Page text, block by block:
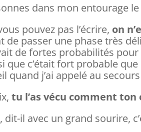
dans mon entourage
pouvez pas l’écrire, on
de passer une phase très
de fortes probabilités pour
que c’était fort probable
quand j’ai appelé au
tu l’as vécu comment ton
il avec un grand sourire,